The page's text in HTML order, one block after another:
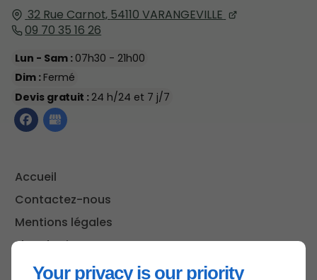
Your privacy is our priority
32 Rue Carnot, 54110 VARANGEVILLE
09 70 35 16 26
Lun - Sam : 07h30 - 21h00
Dim : Fermé
Devis gratuit : 24 h/24 et 7 j/7
Accueil
Contactez-nous
Mentions légales
Plan du site